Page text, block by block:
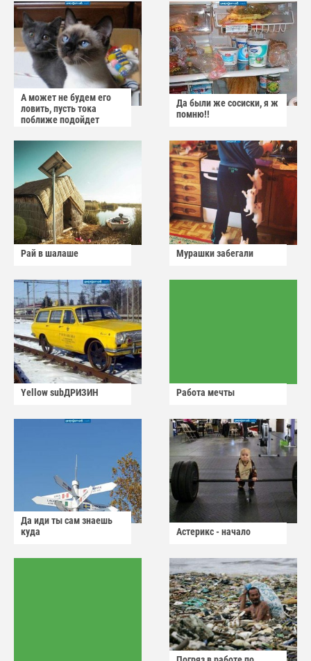
А может не будем его
ловить, пусть тока
поближе подойдет
Да были же сосиски, я ж
помню!!
Рай в шалаше Мурашки забегали
Yellow subДРИЗИН Работа мечты
Да иди ты сам знаешь
куда
Астерикс - начало